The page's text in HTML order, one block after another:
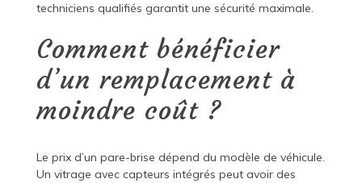
techniciens qualifiés garantit une sécurité maximale.
Comment bénéficier
d’un remplacement à
moindre coût ?
Le prix d’un pare-brise dépend du modèle de véhicule.
Un vitrage avec capteurs intégrés peut avoir des